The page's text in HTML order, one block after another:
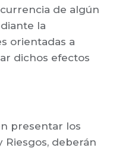
de algún
la
orientadas a
dichos efectos
presentar los
Riesgos, deberán